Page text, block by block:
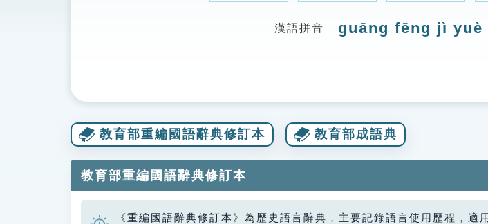
漢語拼音 guāng fēng jì yuè
教育部重編國語辭典修訂本 教育部成語典
教育部重編國語辭典修訂本
《重編國語辭典修訂本》為歷史語言辭典，主要記錄語言使用歷程，適